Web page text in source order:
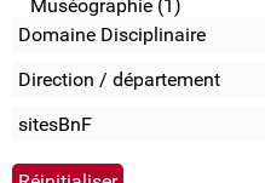
Muséographie (1)
Domaine Disciplinaire
Direction / département
sitesBnF